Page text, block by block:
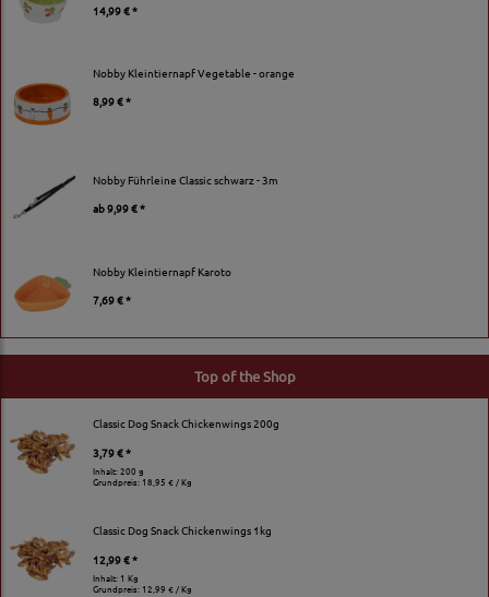
14,99 € *
Nobby Kleintiernapf Vegetable - orange
8,99 € *
Nobby Führleine Classic schwarz - 3m
ab9,99 € *
Nobby Kleintiernapf Karoto
7,69 € *
Top of the Shop
Classic Dog Snack Chickenwings 200g
3,79 € *
Inhalt: 200 g
Grundpreis:18,95 € / Kg
Classic Dog Snack Chickenwings 1kg
12,99 € *
Inhalt: 1 Kg
Grundpreis: 12,99 € / Kg